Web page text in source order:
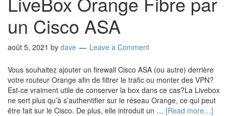
un Cisco ASA
août 5, 2021 by dave Leave a Comment
Vous souhaitez ajouter un firewall Cisco ASA (ou autre) derrière
votre routeur Orange afin de filtrer le trafic ou monter des VPN?
Est-ce vraiment utile de conserver la box dans ce cas?La Livebox
ne sert plus qu’à s’authentifier sur le réseau Orange, ce qui peut
être fait sur le Cisco. De plus, elle introduit un … [Read more…]